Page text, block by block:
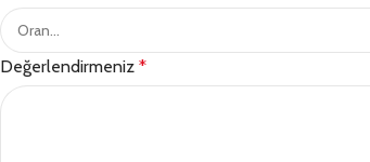
Değerlendirmeniz *